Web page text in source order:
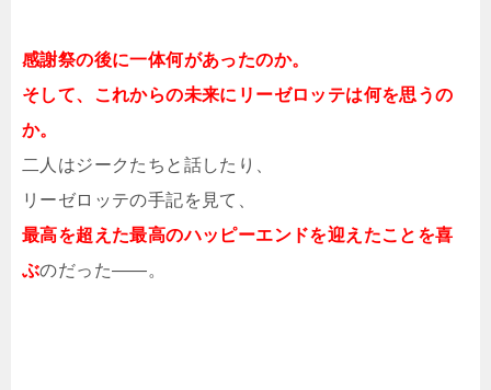
感謝祭の後に一体何があったのか。
そして、これからの未来にリーゼロッテは何を思うの
か。
二人はジークたちと話したり、
リーゼロッテの手記を見て、
最高を超えた最高のハッピーエンドを迎えたことを喜
ぶのだった――。